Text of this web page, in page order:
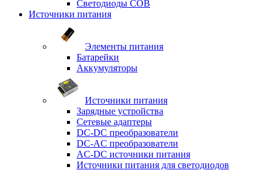
Светодиоды COB
Источники питания
Элементы питания
Батарейки
Аккумуляторы
Источники питания
Зарядные устройства
Сетевые адаптеры
DC-DC преобразователи
DC-AC преобразователи
AC-DC источники питания
Источники питания для светодиодов